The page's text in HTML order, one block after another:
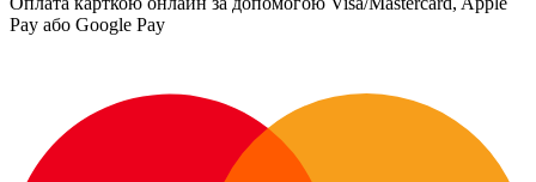
Pay або Google Pay